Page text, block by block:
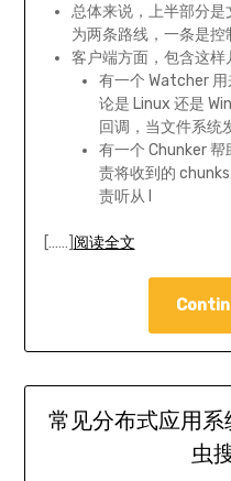
总体来说，上半部分
为两条路线，一条是控
客户端方面，包含这样
有一个 Watcher
论是 Linux 还是
回调，当文件系统
有一个 Chunker
责将收到的
责听从 I
[……] 阅读全文
常见分布式应用
虫